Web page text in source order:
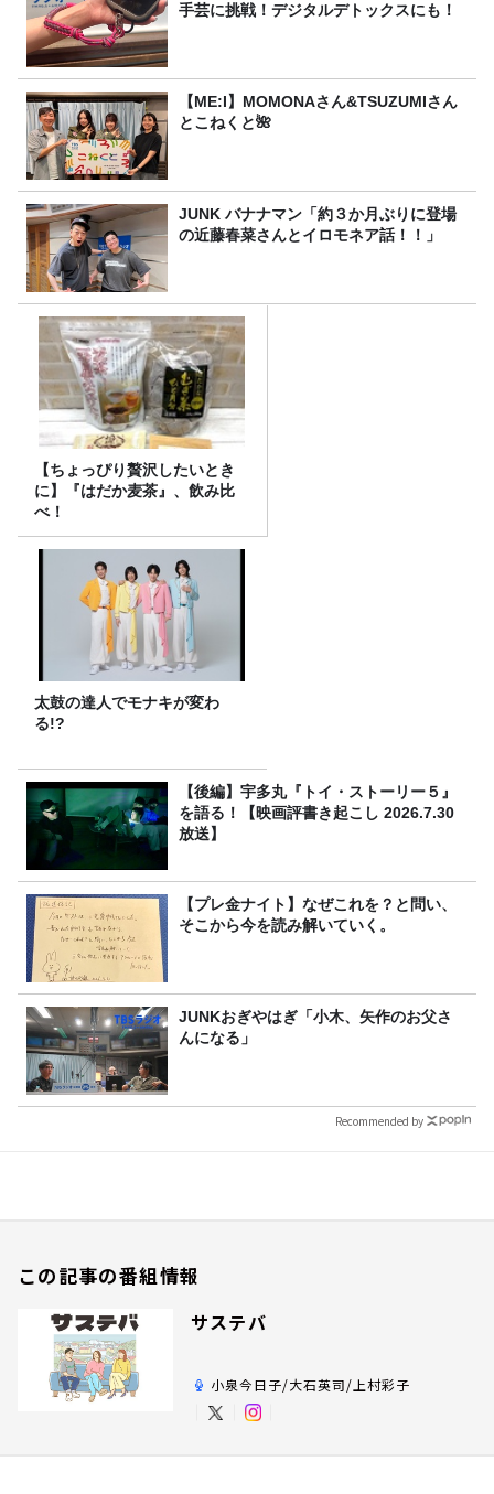
手芸に挑戦！デジタルデトックスにも！
【ME:I】MOMONAさん&TSUZUMIさん
とこねくと🌺
JUNK バナナマン「約３か月ぶりに登場
の近藤春菜さんとイロモネア話！！」
【ちょっぴり贅沢したいとき
に】『はだか麦茶』、飲み比
べ！
太鼓の達人でモナキが変わ
る!?
【後編】宇多丸『トイ・ストーリー５』
を語る！【映画評書き起こし 2026.7.30
放送】
【プレ金ナイト】なぜこれを？と問い、
そこから今を読み解いていく。
JUNKおぎやはぎ「小木、矢作のお父さ
んになる」
Recommended by
この記事の番組情報
サステバ
小泉今日子/大石英司/上村彩子